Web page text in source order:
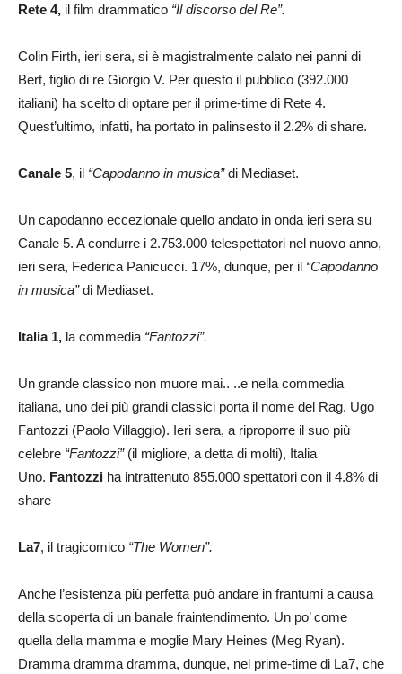
Rete 4, il film drammatico “Il discorso del Re”.
Colin Firth, ieri sera, si è magistralmente calato nei panni di
Bert, figlio di re Giorgio V. Per questo il pubblico (392.000
italiani) ha scelto di optare per il prime-time di Rete 4.
Quest’ultimo, infatti, ha portato in palinsesto il 2.2% di share.
Canale 5, il “Capodanno in musica”di Mediaset.
Un capodanno eccezionale quello andato in onda ieri sera su
Canale 5. A condurre i 2.753.000 telespettatori nel nuovo anno,
ieri sera, Federica Panicucci. 17%, dunque, per il “Capodanno
in musica”di Mediaset.
Italia 1, la commedia “Fantozzi”.
Un grande classico non muore mai.. ..e nella commedia
italiana, uno dei più grandi classici porta il nome del Rag. Ugo
Fantozzi (Paolo Villaggio). Ieri sera, a riproporre il suo più
celebre “Fantozzi”(il migliore, a detta di molti), Italia
Uno. Fantozzi ha intrattenuto 855.000 spettatori con il 4.8% di
share
La7, il tragicomico “The Women”.
Anche l’esistenza più perfetta può andare in frantumi a causa
della scoperta di un banale fraintendimento. Un po’ come
quella della mamma e moglie Mary Heines (Meg Ryan).
Dramma dramma dramma, dunque, nel prime-time di La7, che